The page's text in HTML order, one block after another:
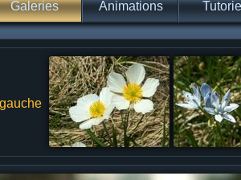
Galeries Animations